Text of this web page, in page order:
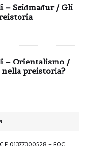
– Seiđmađur / Gli
– Orientalismo /
preistoria?
01377300528 – ROC